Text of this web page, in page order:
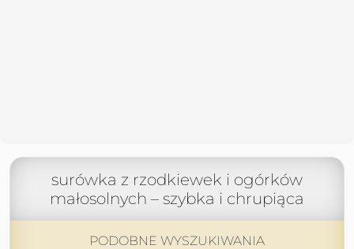
surówka z rzodkiewek i ogórków
małosolnych – szybka i chrupiąca
PODOBNE WYSZUKIWANIA